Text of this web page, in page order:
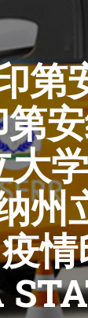
第
州